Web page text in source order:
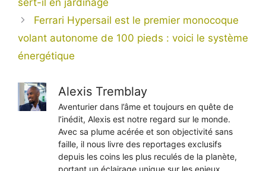
Ferrari Hypersail est le premier monocoque
volant autonome de 100 pieds : voici le système
énergétique
Alexis Tremblay
Aventurier dans l’âme et toujours en quête de
l’inédit, Alexis est notre regard sur le monde.
Avec sa plume acérée et son objectivité sans
faille, il nous livre des reportages exclusifs
depuis les coins les plus reculés de la planète,
portant un éclairage unique sur les enjeux